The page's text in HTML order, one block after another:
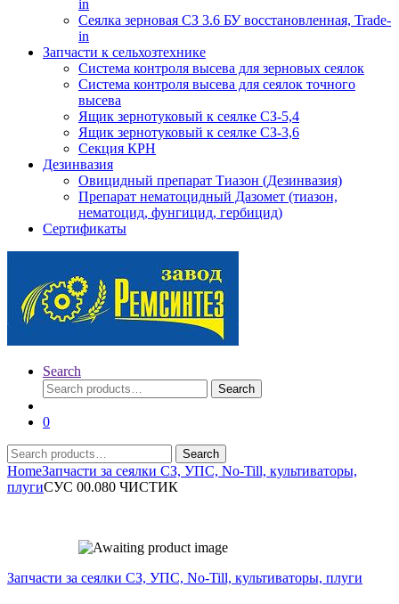
in
Сеялка зерновая СЗ 3.6 БУ восстановленная, Trade-
in
Запчасти к сельхозтехнике
Система контроля высева для зерновых сеялок
Система контроля высева для сеялок точного
высева
Ящик зернотуковый к сеялке СЗ-5,4
Ящик зернотуковый к сеялке СЗ-3,6
Секция КРН
Дезинвазия
Овицидный препарат Тиазон (Дезинвазия)
Препарат нематоцидный Дазомет (тиазон,
нематоцид, фунгицид, гербицид)
Сертификаты
Search
Search
for:
Search
0
Search
for:
Search
HomeЗапчасти за сеялки СЗ, УПС, No-Till, культиваторы,
плугиСУС 00.080 ЧИСТИК
Запчасти за сеялки СЗ, УПС, No-Till, культиваторы, плуги